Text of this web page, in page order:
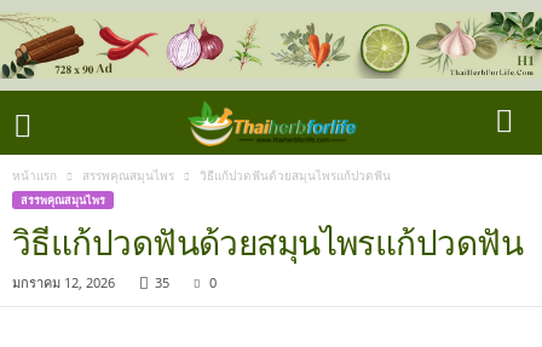
หน้าแรก สรรพคุณสมุนไพร วิธีแก้ปวดฟันด้วยสมุนไพรแก้ปวดฟัน
สรรพคุณสมุนไพร
วิธีแก้ปวดฟันด้วยสมุนไพรแก้ปวดฟัน
มกราคม 12, 2026 35 0